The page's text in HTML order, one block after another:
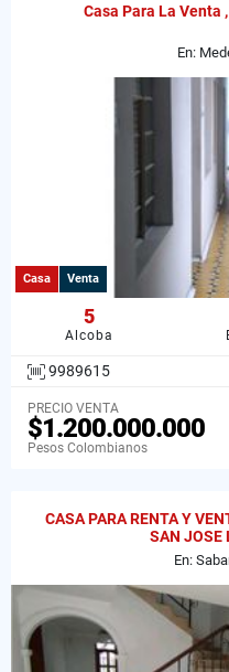
Casa Para La Venta
En:
Casa Venta
5
Alcoba
9989615
PRECIO VENTA
$1.200.000.000
Pesos Colombianos
CASA PARA RENTA Y
SAN JOSE
En: